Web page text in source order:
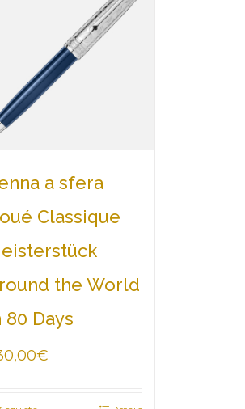
a sfera
Classique
the World
80 Days
€